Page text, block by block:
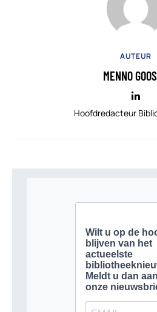
AUTEUR
MENNO
Hoofdredacteur